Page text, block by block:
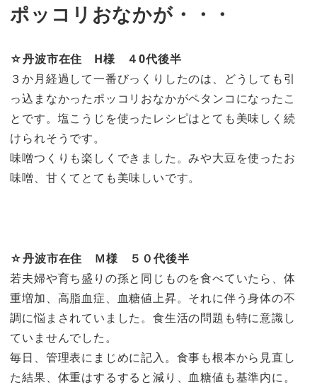
ポッコリおなかが・・・
☆丹波市在住 H様 ４0代後半
３か月経過して一番びっくりしたのは、どうしても引
っ込まなかったポッコリおなかがペタンコになったこ
とです。塩こうじを使ったレシピはとても美味しく続
けられそうです。
味噌つくりも楽しくできました。みや大豆を使ったお
味噌、甘くてとても美味しいです。
☆丹波市在住 Ｍ様 ５０代後半
若夫婦や育ち盛りの孫と同じものを食べていたら、体
重増加、高脂血症、血糖値上昇。それに伴う身体の不
調に悩まされていました。食生活の問題も特に意識し
ていませんでした。
毎日、管理表にまじめに記入。食事も根本から見直し
た結果、体重はするすると減り、血糖値も基準内に。